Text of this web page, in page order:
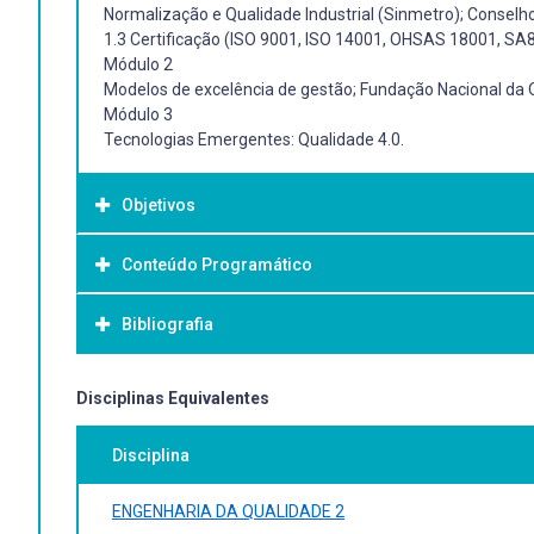
Normalização e Qualidade Industrial (Sinmetro);
1.3 Certificação (ISO 9001, ISO 14001, OHSAS 18001,
Módulo 2
Modelos de excelência de gestão; Fundação Nacional
Módulo 3
Tecnologias Emergentes: Qualidade 4.0.
Objetivos
Objetivo Geral:
Familiarizar o estudante com as normas e sistemas
Específicos
da qualidade através das Normas da série ISO e dos
Conteúdo Programático
Bibliografia
Bibliografia Básica:
ALBERTAZZI, Armando. Fundamentos de metrologia
CARPINETTI, Luiz Cesar Ribeiro. Gestão da qualidade
RODRIGUES, Marcus Vinicius. Ações para a qualidade
2020 1 recurso online ISBN 9788595157156.
Disciplinas Equivalentes
Disciplina
ENGENHARIA DA QUALIDADE 2